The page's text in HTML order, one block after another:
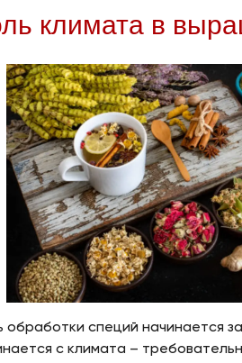
климата в
обработки специй начинается
с климата –